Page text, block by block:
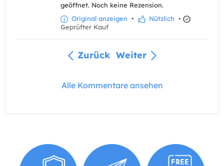
geöffnet. Noch keine Rezension.
Original anzeigen • Nützlich •
Geprüfter Kauf
Zurück Weiter
Alle Kommentare ansehen